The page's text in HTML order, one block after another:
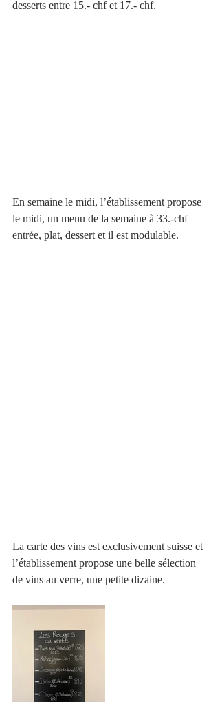
desserts entre 15.- chf et 17.- chf.
En semaine le midi, l’établissement propose
le midi, un menu de la semaine à 33.-chf
entrée, plat, dessert et il est modulable.
La carte des vins est exclusivement suisse et
l’établissement propose une belle sélection
de vins au verre, une petite dizaine.